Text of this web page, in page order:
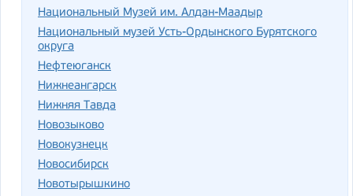
Национальный Музей им. Алдан-Маадыр
Национальный музей Усть-Ордынского Бурятского
округа
Нефтеюганск
Нижнеангарск
Нижняя Тавда
Новозыково
Новокузнецк
Новосибирск
Новотырышкино